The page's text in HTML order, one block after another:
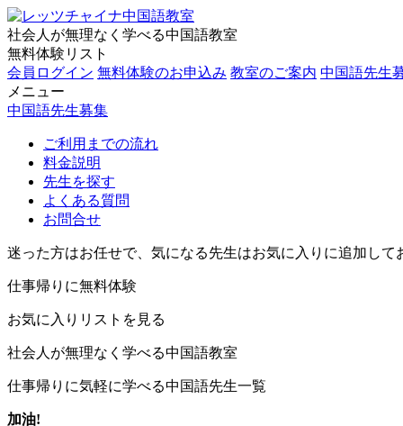
社会人が無理なく学べる中国語教室
無料体験リスト
会員ログイン 無料体験のお申込み 教室のご案内 中国語先生
メニュー
中国語先生募集
ご利用までの流れ
料金説明
先生を探す
よくある質問
お問合せ
迷った方はお任せで、気になる先生はお気に入りに追加して
仕事帰りに無料体験
お気に入りリストを見る
社会人が無理なく学べる中国語教室
仕事帰りに気軽に学べる中国語先生一覧
加油!